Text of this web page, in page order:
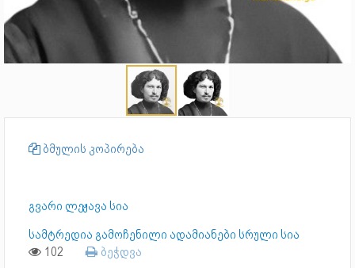
ბმულის კოპირება
გვარი ლეჟავა სია
სამტრედია გამოჩენილი ადამიანები სრული სია
102 ბეჭდვა